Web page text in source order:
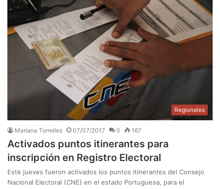
Regionales
Mariana Torrelles 07/07/2017 0 167
Activados puntos itinerantes para
inscripción en Registro Electoral
Este jueves fueron activados los puntos itinerantes del Consejo
Nacional Electoral (CNE) en el estado Portuguesa, para el